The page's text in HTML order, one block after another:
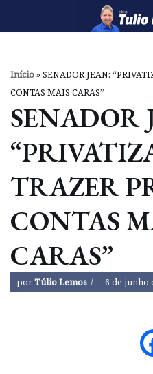
o
conteúdo
Início»SENADOR JEAN:
CONTAS MAIS CARAS”
SENADOR
TRAZER
CONTAS
CARAS”
porTúlio Lemos 6 de junho